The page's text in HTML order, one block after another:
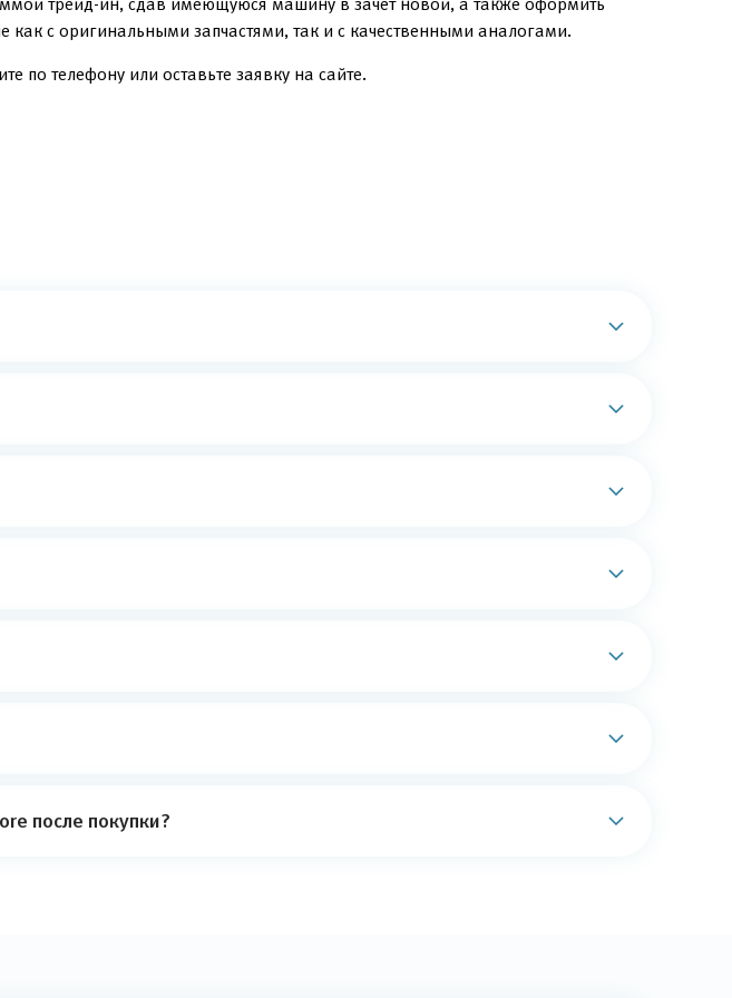
трейд-ин, сдав имеющуюся машину в зачёт новой, а также оформить
с оригинальными запчастями, так и с качественными аналогами.
по телефону или оставьте заявку на сайте.
после покупки?